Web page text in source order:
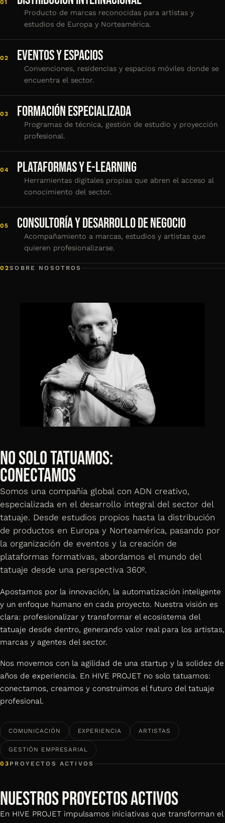
01
Producto de marcas reconocidas para artistas y
estudios de Europa y Norteamérica.
02 EVENTOS Y ESPACIOS
Convenciones, residencias y espacios móviles donde se
encuentra el sector.
03 FORMACIÓN ESPECIALIZADA
Programas de técnica, gestión de estudio y proyección
profesional.
04 PLATAFORMAS Y E-LEARNING
Herramientas digitales propias que abren el acceso al
conocimiento del sector.
05 CONSULTORÍA Y DESARROLLO DE NEGOCIO
Acompañamiento a marcas, estudios y artistas que
quieren profesionalizarse.
02SOBRE NOSOTROS
NO SOLO TATUAMOS:
CONECTAMOS
Somos una compañía global con ADN creativo,
especializada en el desarrollo integral del sector del
tatuaje. Desde estudios propios hasta la distribución
de productos en Europa y Norteamérica, pasando por
la organización de eventos y la creación de
plataformas formativas, abordamos el mundo del
tatuaje desde una perspectiva 360º.
Apostamos por la innovación, la automatización inteligente
y un enfoque humano en cada proyecto. Nuestra visión es
clara: profesionalizar y transformar el ecosistema del
tatuaje desde dentro, generando valor real para los artistas,
marcas y agentes del sector.
Nos movemos con la agilidad de una startup y la solidez de
años de experiencia. En HIVE PROJET no solo tatuamos:
conectamos, creamos y construimos el futuro del tatuaje
profesional.
COMUNICACIÓN EXPERIENCIA ARTISTAS
GESTIÓN EMPRESARIAL
03 PROYECTOS ACTIVOS
NUESTROS PROYECTOS ACTIVOS
En HIVE PROJET impulsamos iniciativas que transforman el